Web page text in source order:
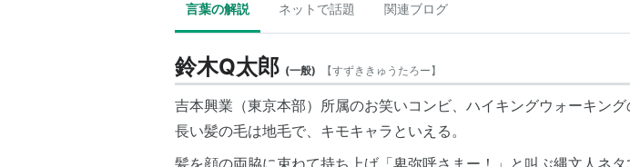
言葉の解説 ネットで話題 関連ブログ
鈴木Q太郎 (一般) 【すずききゅうたろー】
吉本興業（東京本部）所属のお笑いコンビ、ハイキングウォーキング
長い髪の毛は地毛で、キモキャラといえる。
髪を顔の両脇に束ねて持ち上げ「卑弥呼さまー！」と叫ぶ縄文人ネタ